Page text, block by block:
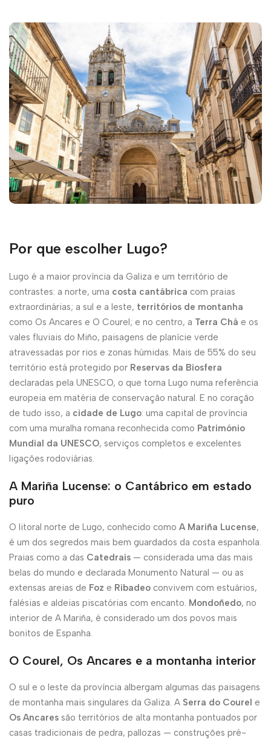
Por que escolher Lugo?
Lugo é a maior província da Galiza e um território de
contrastes: a norte, uma costa cantábrica com praias
extraordinárias; a sul e a leste, territórios de montanha
como Os Ancares e O Courel; e no centro, a Terra Chá e os
vales fluviais do Miño, paisagens de planície verde
atravessadas por rios e zonas húmidas. Mais de 55% do seu
território está protegido por Reservas da Biosfera
declaradas pela UNESCO, o que torna Lugo numa referência
europeia em matéria de conservação natural. E no coração
de tudo isso, a cidade de Lugo: uma capital de província
com uma muralha romana reconhecida como Património
Mundial da UNESCO, serviços completos e excelentes
ligações rodoviárias.
A Mariña Lucense: o Cantábrico em estado
puro
O litoral norte de Lugo, conhecido como A Mariña Lucense,
é um dos segredos mais bem guardados da costa espanhola.
Praias como a das Catedrais — considerada uma das mais
belas do mundo e declarada Monumento Natural — ou as
extensas areias de Foz e Ribadeo convivem com estuários,
falésias e aldeias piscatórias com encanto. Mondoñedo, no
interior de A Mariña, é considerado um dos povos mais
bonitos de Espanha.
O Courel, Os Ancares e a montanha interior
O sul e o leste da província albergam algumas das paisagens
de montanha mais singulares da Galiza. A Serra do Courel e
Os Ancares são territórios de alta montanha pontuados por
casas tradicionais de pedra, pallozas — construções pré-